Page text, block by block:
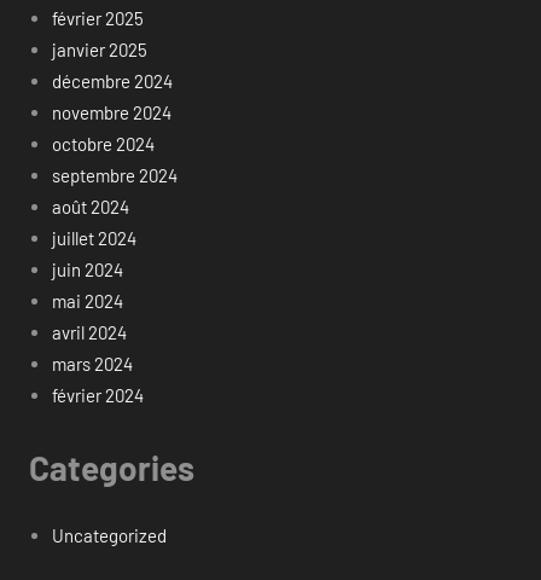
février 2025
janvier 2025
décembre 2024
novembre 2024
octobre 2024
septembre 2024
août 2024
juillet 2024
juin 2024
mai 2024
avril 2024
mars 2024
février 2024
Categories
Uncategorized